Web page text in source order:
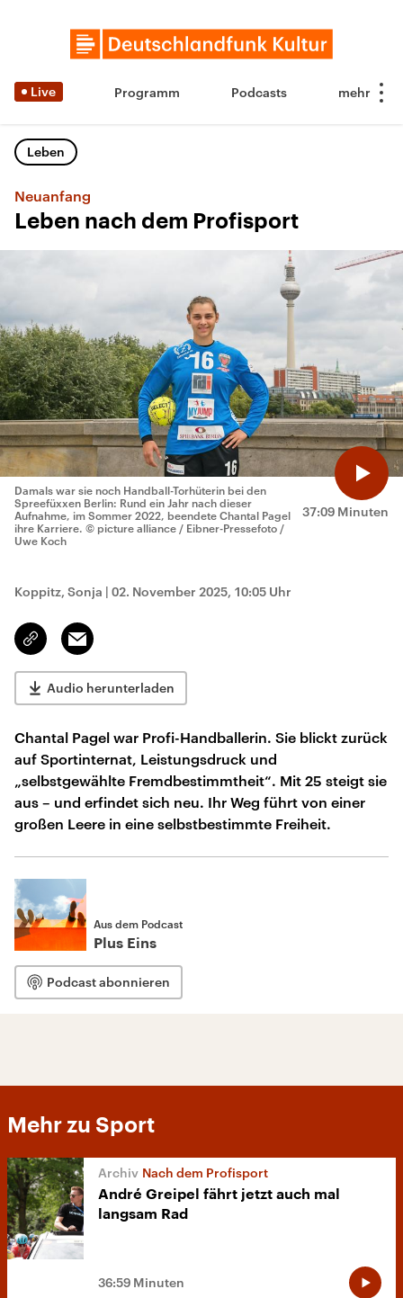
Live Programm Podcasts
Leben
Neuanfang
Leben nach dem Profisport
37:09 Minuten
Damals war sie noch Handball-Torhüterin bei den
Spreefüxxen Berlin: Rund ein Jahr nach dieser
Aufnahme, im Sommer 2022, beendete Chantal Pagel
ihre Karriere. © picture alliance / Eibner-Pressefoto /
Uwe Koch
Koppitz, Sonja | 02. November 2025, 10:05 Uhr
Link
kopieren/teilen
Email
Audio herunterladen
Chantal Pagel war Profi-Handballerin. Sie blickt zurück
auf Sportinternat, Leistungsdruck und
„selbstgewählte Fremdbestimmtheit“. Mit 25 steigt sie
aus – und erfindet sich neu. Ihr Weg führt von einer
großen Leere in eine selbstbestimmte Freiheit.
Aus dem Podcast
Plus Eins
Podcast abonnieren
Mehr zu Sport
Nach dem Profisport
André Greipel fährt jetzt auch mal
langsam Rad
36:59 Minuten